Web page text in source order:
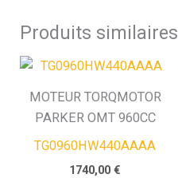
Produits similaires
MOTEUR TORQMOTOR
PARKER OMT 960CC
TG0960HW440AAAA
1740,00€